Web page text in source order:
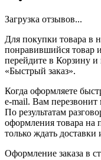
Загрузка отзывов...
Для покупки товара в
понравившийся товар
перейдите в Корзину
«Быстрый заказ».
Когда оформляете
e-mail. Вам перезвонит
По результатам
оформления товара на
только ждать доставки
Оформление заказа в